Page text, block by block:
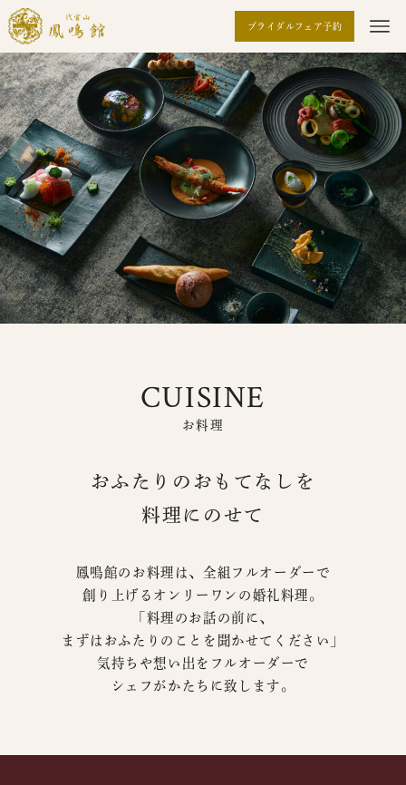
ブライダルフェア予約
CUISINE
お料理
おふたりのおもてなしを
料理にのせて
鳳鳴館のお料理は、全組フルオーダーで
創り上げるオンリーワンの婚礼料理。
「料理のお話の前に、
まずはおふたりのことを聞かせてください」
気持ちや想い出をフルオーダーで
シェフがかたちに致します。